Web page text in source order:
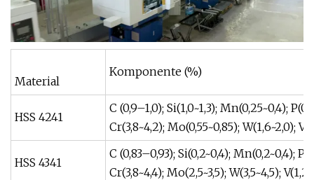
Material
Komponente (%)
HSS 4241
C (0,9–1,0); Si(1,0~1,3); Mn(0,25~0,4);
Cr(3,8~4,2); Mo(0,55~0,85); W(1,6~2,0);
HSS 4341
C (0,83–0,93); Si(0,2~0,4); Mn(0,2~0,4);
Cr(3,8~4,4); Mo(2,5~3,5); W(3,5~4,5);